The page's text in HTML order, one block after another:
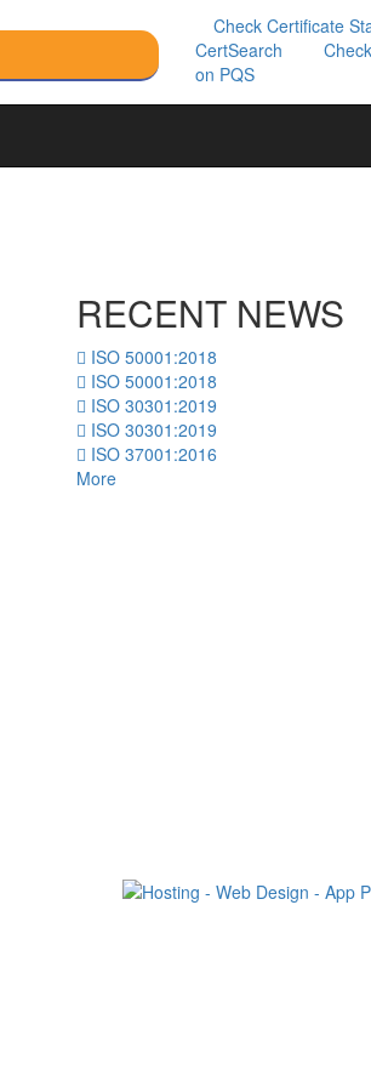
Check Certificate
CertSearch
on PQS
RECENT NEWS
ISO 50001:2018
ISO 50001:2018
ISO 30301:2019
ISO 30301:2019
ISO 37001:2016
More